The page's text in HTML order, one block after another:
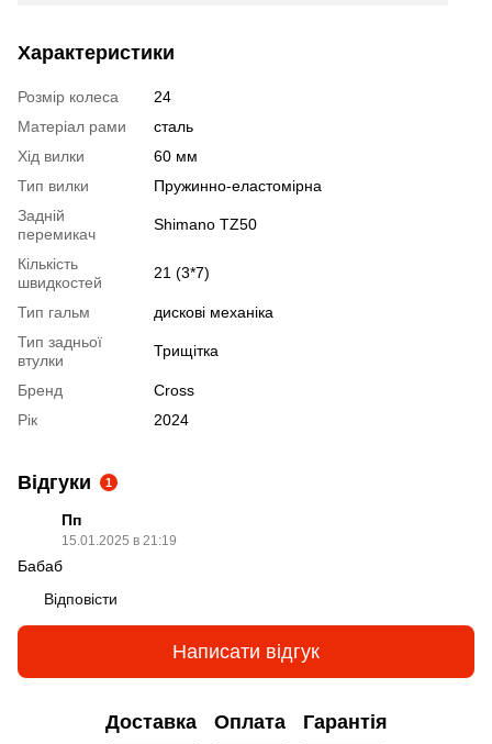
Характеристики
Розмір колеса
24
Матеріал рами
сталь
Хід вилки
60 мм
Тип вилки
Пружинно-еластомірна
Задній
перемикач
Shimano TZ50
Кількість
швидкостей
21 (3*7)
Тип гальм
дискові механіка
Тип задньої
втулки
Трищітка
Бренд
Cross
Рік
2024
Відгуки 1
Пп
15.01.2025 в 21:19
Бабаб
Відповісти
Написати відгук
Доставка Оплата Гарантія